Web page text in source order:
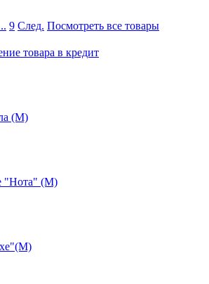
9 След. Посмотреть все товары
товара в кредит
(М)
"Нота" (М)